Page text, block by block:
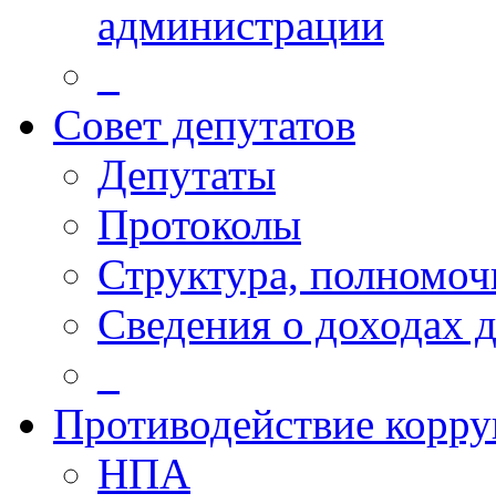
администрации
Совет депутатов
Депутаты
Протоколы
Структура,
Сведения о доходах
Противодействие
НПА